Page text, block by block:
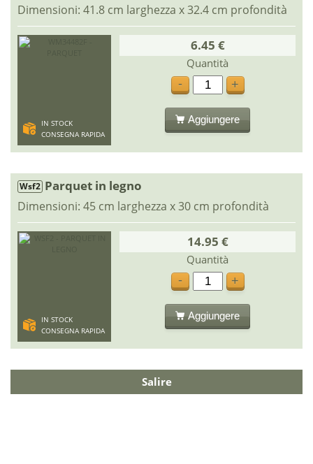
Dimensioni: 41.8 cm larghezza x 32.4 cm profondità
IN STOCK
CONSEGNA RAPIDA
6.45 €
Quantità
-
+
Aggiungere
Wsf2 Parquet in legno
Dimensioni: 45 cm larghezza x 30 cm profondità
IN STOCK
CONSEGNA RAPIDA
14.95 €
Quantità
-
+
Aggiungere
Salire